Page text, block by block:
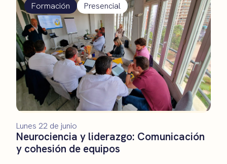
Formación Presencial
Neurociencia y liderazgo: Comunicación
y cohesión de equipos
Lunes 22 de junio